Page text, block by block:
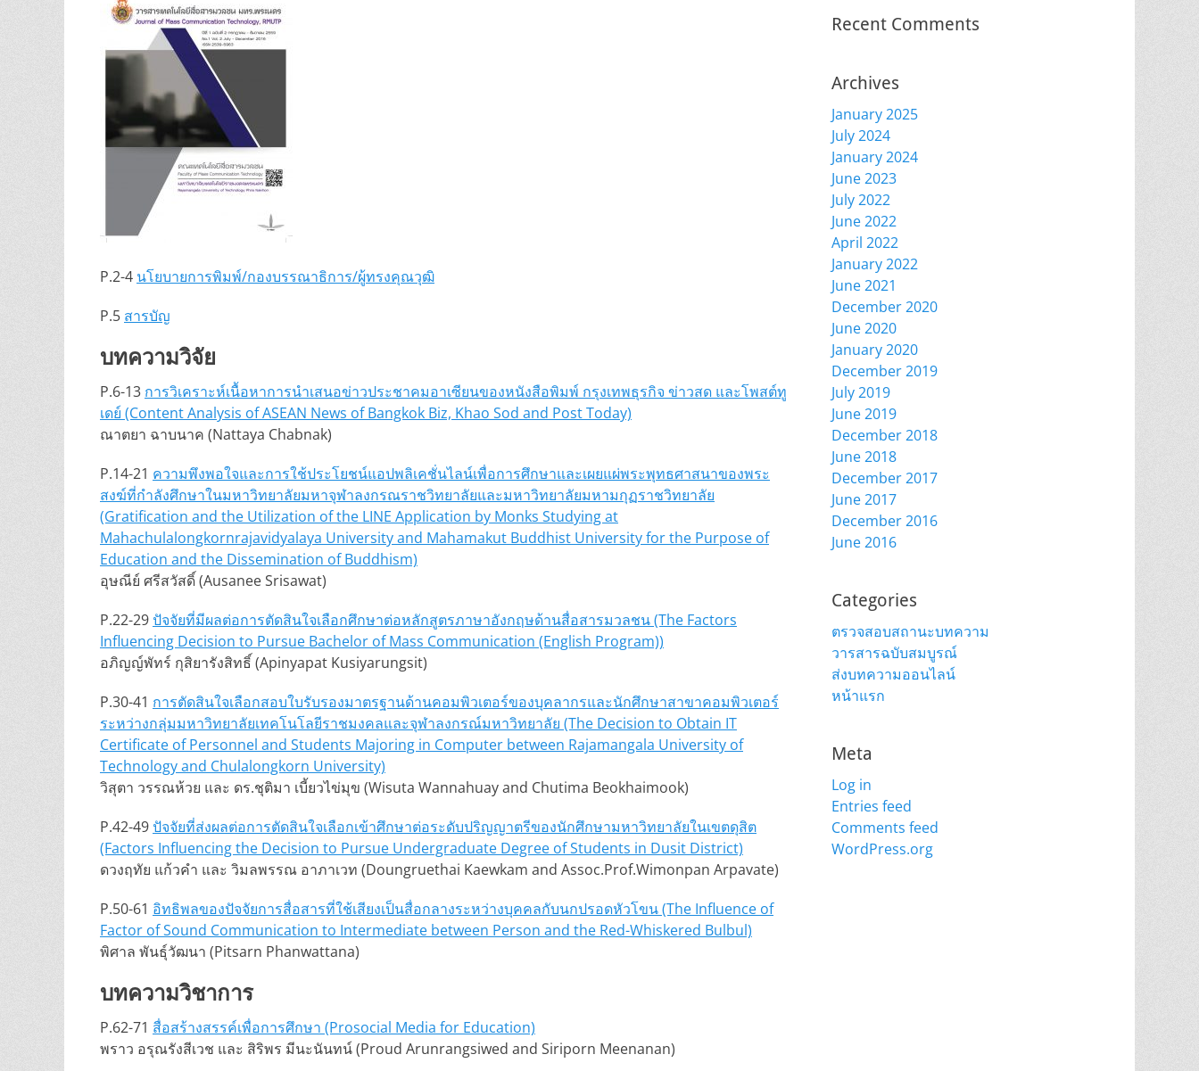
P.2-4 นโยบายการพิมพ์/กองบรรณาธิการ/ผู้ทรงคุณวุฒิ
P.5 สารบัญ
บทความวิจัย
P.6-13 การวิเคราะห์เนื้อหาการนำเสนอข่าวประชาคมอาเซียนของหนังสือพิมพ์ กรุงเทพธุรกิจ ข่าวสด และโพสต์ทู
เดย์ (Content Analysis of ASEAN News of Bangkok Biz, Khao Sod and Post Today)
ณาตยา ฉาบนาค (Nattaya Chabnak)
P.14-21 ความพึงพอใจและการใช้ประโยชน์แอปพลิเคชั่นไลน์เพื่อการศึกษาและเผยแผ่พระพุทธศาสนาของพระ
สงฆ์ที่กำลังศึกษาในมหาวิทยาลัยมหาจุฬาลงกรณราชวิทยาลัยและมหาวิทยาลัยมหามกุฏราชวิทยาลัย
(Gratification and the Utilization of the LINE Application by Monks Studying at
Mahachulalongkornrajavidyalaya University and Mahamakut Buddhist University for the Purpose of
Education and the Dissemination of Buddhism)
อุษณีย์ ศรีสวัสดิ์ (Ausanee Srisawat)
P.22-29ปัจจัยที่มีผลต่อการตัดสินใจเลือกศึกษาต่อหลักสูตรภาษาอังกฤษด้านสื่อสารมวลชน (The Factors
Influencing Decision to Pursue Bachelor of Mass Communication (English Program))
อภิญญ์พัทร์ กุสิยารังสิทธิ์ (Apinyapat Kusiyarungsit)
P.30-41 การตัดสินใจเลือกสอบใบรับรองมาตรฐานด้านคอมพิวเตอร์ของบุคลากรและนักศึกษาสาขาคอมพิวเตอร์
ระหว่างกลุ่มมหาวิทยาลัยเทคโนโลยีราชมงคลและจุฬาลงกรณ์มหาวิทยาลัย (The Decision to Obtain IT
Certificate of Personnel and Students Majoring in Computer between Rajamangala University of
Technology and Chulalongkorn University)
วิสุตา วรรณห้วย และ ดร.ชุติมา เบี้ยวไข่มุข (Wisuta Wannahuay and Chutima Beokhaimook)
P.42-49ปัจจัยที่ส่งผลต่อการตัดสินใจเลือกเข้าศึกษาต่อระดับปริญญาตรีของนักศึกษามหาวิทยาลัยในเขตดุสิต
(Factors Influencing the Decision to Pursue Undergraduate Degree of Students in Dusit District)
ดวงฤทัย แก้วคำ และ วิมลพรรณ อาภาเวท (Doungruethai Kaewkam and Assoc.Prof.Wimonpan Arpavate)
P.50-61 อิทธิพลของปัจจัยการสื่อสารที่ใช้เสียงเป็นสื่อกลางระหว่างบุคคลกับนกปรอดหัวโขน (The Influence of
Factor of Sound Communication to Intermediate between Person and the Red-Whiskered Bulbul)
พิศาล พันธุ์วัฒนา (Pitsarn Phanwattana)
บทความวิชาการ
P.62-71 สื่อสร้างสรรค์เพื่อการศึกษา (Prosocial Media for Education)
พราว อรุณรังสีเวช และ สิริพร มีนะนันทน์ (Proud Arunrangsiwed and Siriporn Meenanan)
Recent Comments
Archives
January 2025
July 2024
January 2024
June 2023
July 2022
June 2022
April 2022
January 2022
June 2021
December 2020
June 2020
January 2020
December 2019
July 2019
June 2019
December 2018
June 2018
December 2017
June 2017
December 2016
June 2016
Categories
ตรวจสอบสถานะบทความ
วารสารฉบับสมบูรณ์
ส่งบทความออนไลน์
หน้าแรก
Meta
Log in
Entries feed
Comments feed
WordPress.org